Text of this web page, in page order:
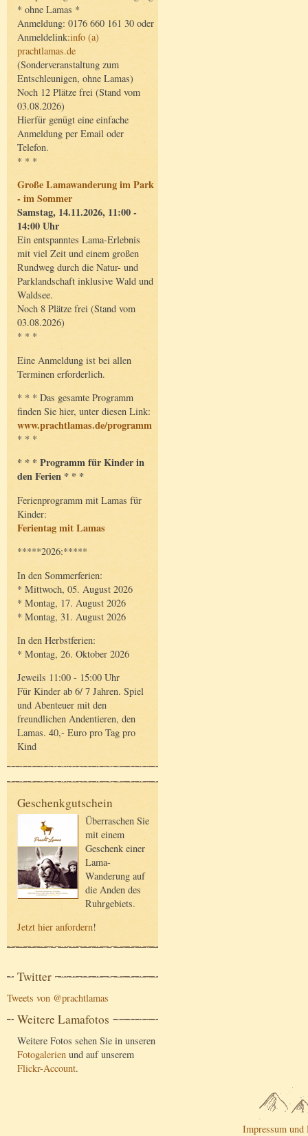
* ohne Lamas *
Anmeldung: 0176 660 161 30 oder
Anmeldelink:info (a)
prachtlamas.de
(Sonderveranstaltung zum
Entschleunigen, ohne Lamas)
Noch 12 Plätze frei (Stand vom
03.08.2026)
Hierfür genügt eine einfache
Anmeldung per Email oder
Telefon.
* * *
Große Lamawanderung im Park
- im Sommer
Samstag, 14.11.2026, 11:00 -
14:00 Uhr
Ein entspanntes Lama-Erlebnis
mit viel Zeit und einem großen
Rundweg durch die Natur- und
Parklandschaft inklusive Wald und
Waldsee.
Noch 8 Plätze frei (Stand vom
03.08.2026)
* * *
Eine Anmeldung ist bei allen
Terminen erforderlich.
* * * Das gesamte Programm
finden Sie hier, unter diesen Link:
www.prachtlamas.de/programm
* * *
* * * Programm für Kinder in
den Ferien * * *
Ferienprogramm mit Lamas für
Kinder:
Ferientag mit Lamas
*****2026:*****
In den Sommerferien:
* Mittwoch, 05. August 2026
* Montag, 17. August 2026
* Montag, 31. August 2026
In den Herbstferien:
* Montag, 26. Oktober 2026
Jeweils 11:00 - 15:00 Uhr
Für Kinder ab 6/ 7 Jahren. Spiel
und Abenteuer mit den
freundlichen Andentieren, den
Lamas. 40,- Euro pro Tag pro
Kind
Geschenkgutschein
Überraschen Sie
mit einem
Geschenk einer
Lama-
Wanderung auf
die Anden des
Ruhrgebiets.
Jetzt hier anfordern!
Twitter
Tweets von @prachtlamas
Weitere Lamafotos
Weitere Fotos sehen Sie in unseren
Fotogalerien und auf unserem
Flickr-Account.
Impressum und